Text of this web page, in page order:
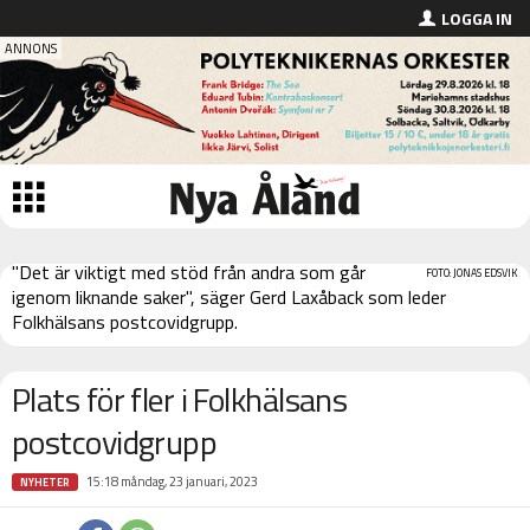
LOGGA IN
FOTO: JONAS EDSVIK
"Det är viktigt med stöd från andra som går
igenom liknande saker", säger Gerd Laxåback som leder
Folkhälsans postcovidgrupp.
Plats för fler i Folkhälsans
postcovidgrupp
NYHETER 15:18 måndag, 23 januari, 2023